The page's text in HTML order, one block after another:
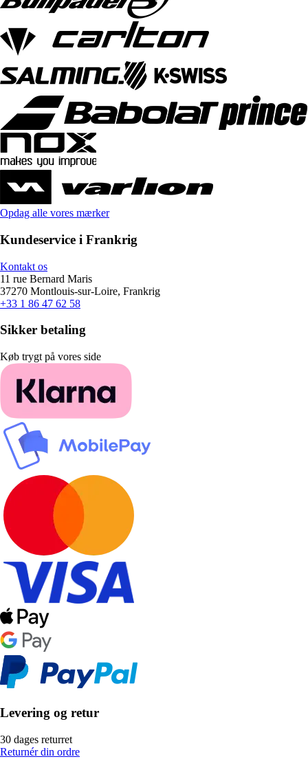
Opdag alle vores mærker
Kundeservice i Frankrig
Kontakt os
11 rue Bernard Maris
37270 Montlouis-sur-Loire, Frankrig
+33 1 86 47 62 58
Sikker betaling
Køb trygt på vores side
Levering og retur
30 dages returret
Returnér din ordre